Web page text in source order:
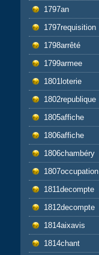
1797an
1797requisition
1798arrêté
1799armee
1801loterie
1802republique
1805affiche
1806affiche
1806chambéry
1807occupation
1811decompte
1812decompte
1814aixavis
1814chant